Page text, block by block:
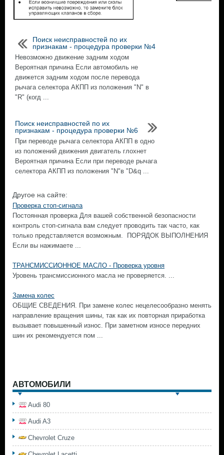
Поиск неисправностей по их
признакам - процедура проверки №4
Невозможно движение задним ходом
Вероятная причина Если автомобиль не
движется задним ходом после перевода
рычага селектора АКПП из положения "N" в
"R" (когд ...
Поиск неисправностей по их
признакам - процедура проверки №6
При переводе рычага селектора АКПП в одно
из положений движения двигатель глохнет
Вероятная причина Если при переводе рычага
селектора АКПП из положения "N"в "D&q ...
Другое на сайте:
Проверка стоп-сигнала
Постоянная проверка Для вашей собственной безопасности
контроль стоп-сигнала вам следует проводить так часто, как
только представляется возможным. ПОРЯДОК ВЫПОЛНЕНИЯ
Если вы нажимаете ...
ТРАНСМИССИОННОЕ МАСЛО - Проверка уровня
Уровень трансмиссионного масла не проверяется. ...
Замена колес
ОБЩИЕ СВЕДЕНИЯ. При замене колес нецелесообразно менять
направление вращения шины, так как их повторная приработка
вызывает повышенный износ. При заметном износе передних
шин их рекомендуется пом ...
АВТОМОБИЛИ
Audi 80
Audi A3
Chevrolet Cruze